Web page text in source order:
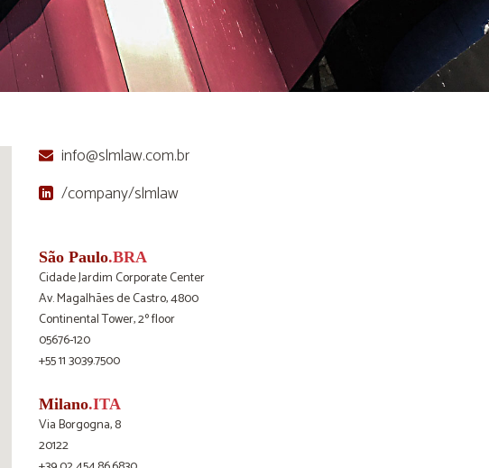
info@slmlaw.com.br
/company/slmlaw
São Paulo.BRA
Cidade Jardim Corporate Center
Av. Magalhães de Castro, 4800
Continental Tower, 2º floor
05676-120
+55 11 3039.7500
Milano.ITA
Via Borgogna, 8
20122